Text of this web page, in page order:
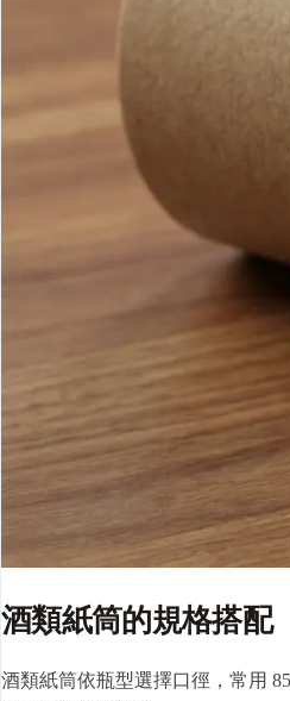
酒類紙筒的規格搭配
酒類紙筒依瓶型選擇口徑，常用